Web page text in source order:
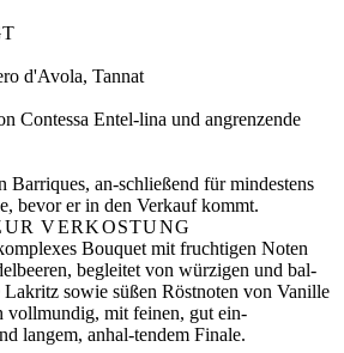
d'Avola, Tannat
Contessa Entel-lina und angrenzende
Barriques, an-schließend für mindestens
bevor er in den Verkauf kommt.
VERKOSTUNG
Bouquet mit fruchtigen Noten
begleitet von würzigen und bal-
sowie süßen Röstnoten von Vanille
vollmundig, mit feinen, gut ein-
langem, anhal-tendem Finale.